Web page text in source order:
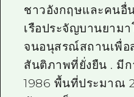
ชาวอังกฤษและคนอื่
เรือประจัญบานยาม
จนอนุสรณ์สถานเพื่อ
สันติภาพที่ยั่งยืน . มีก
1986 พื้นที่ประมาณ